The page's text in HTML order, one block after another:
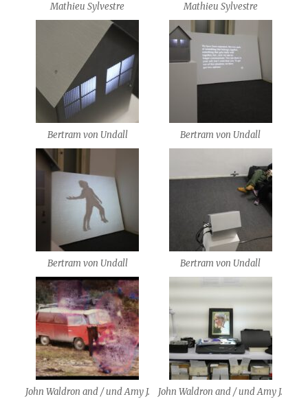
Mathieu Sylvestre Mathieu Sylvestre
Bertram von Undall Bertram von Undall
Bertram von Undall Bertram von Undall
John Waldron and / und Amy J.
John Waldron and / und Amy J.